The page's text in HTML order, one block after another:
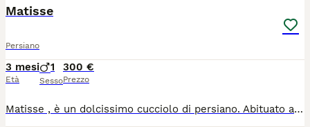
Matisse
Persiano
3 mesi
Età
1
Sesso
300 €
Prezzo
Matisse , è un dolcissimo cucciolo di persiano. Abituato alla lettiera e al tiragraffi. Cresciuto in ambiente domestico con la mamma e i fratellini. Si cede sverminato,vaccinato e svezzato